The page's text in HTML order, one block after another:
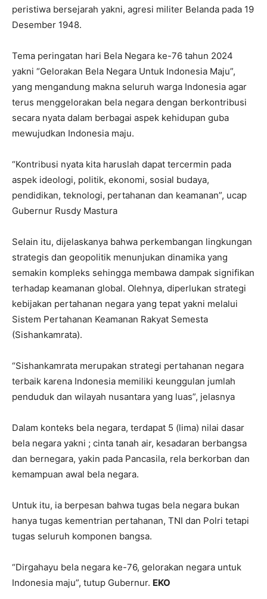
peristiwa bersejarah yakni, agresi militer Belanda pada 19
Desember 1948.
Tema peringatan hari Bela Negara ke-76 tahun 2024
yakni “Gelorakan Bela Negara Untuk Indonesia Maju”,
yang mengandung makna seluruh warga Indonesia agar
terus menggelorakan bela negara dengan berkontribusi
secara nyata dalam berbagai aspek kehidupan guba
mewujudkan Indonesia maju.
“Kontribusi nyata kita haruslah dapat tercermin pada
aspek ideologi, politik, ekonomi, sosial budaya,
pendidikan, teknologi, pertahanan dan keamanan”, ucap
Gubernur Rusdy Mastura
Selain itu, dijelaskanya bahwa perkembangan lingkungan
strategis dan geopolitik menunjukan dinamika yang
semakin kompleks sehingga membawa dampak signifikan
terhadap keamanan global. Olehnya, diperlukan strategi
kebijakan pertahanan negara yang tepat yakni melalui
Sistem Pertahanan Keamanan Rakyat Semesta
(Sishankamrata).
“Sishankamrata merupakan strategi pertahanan negara
terbaik karena Indonesia memiliki keunggulan jumlah
penduduk dan wilayah nusantara yang luas”, jelasnya
Dalam konteks bela negara, terdapat 5 (lima) nilai dasar
bela negara yakni ; cinta tanah air, kesadaran berbangsa
dan bernegara, yakin pada Pancasila, rela berkorban dan
kemampuan awal bela negara.
Untuk itu, ia berpesan bahwa tugas bela negara bukan
hanya tugas kementrian pertahanan, TNI dan Polri tetapi
tugas seluruh komponen bangsa.
“Dirgahayu bela negara ke-76, gelorakan negara untuk
Indonesia maju”, tutup Gubernur. EKO